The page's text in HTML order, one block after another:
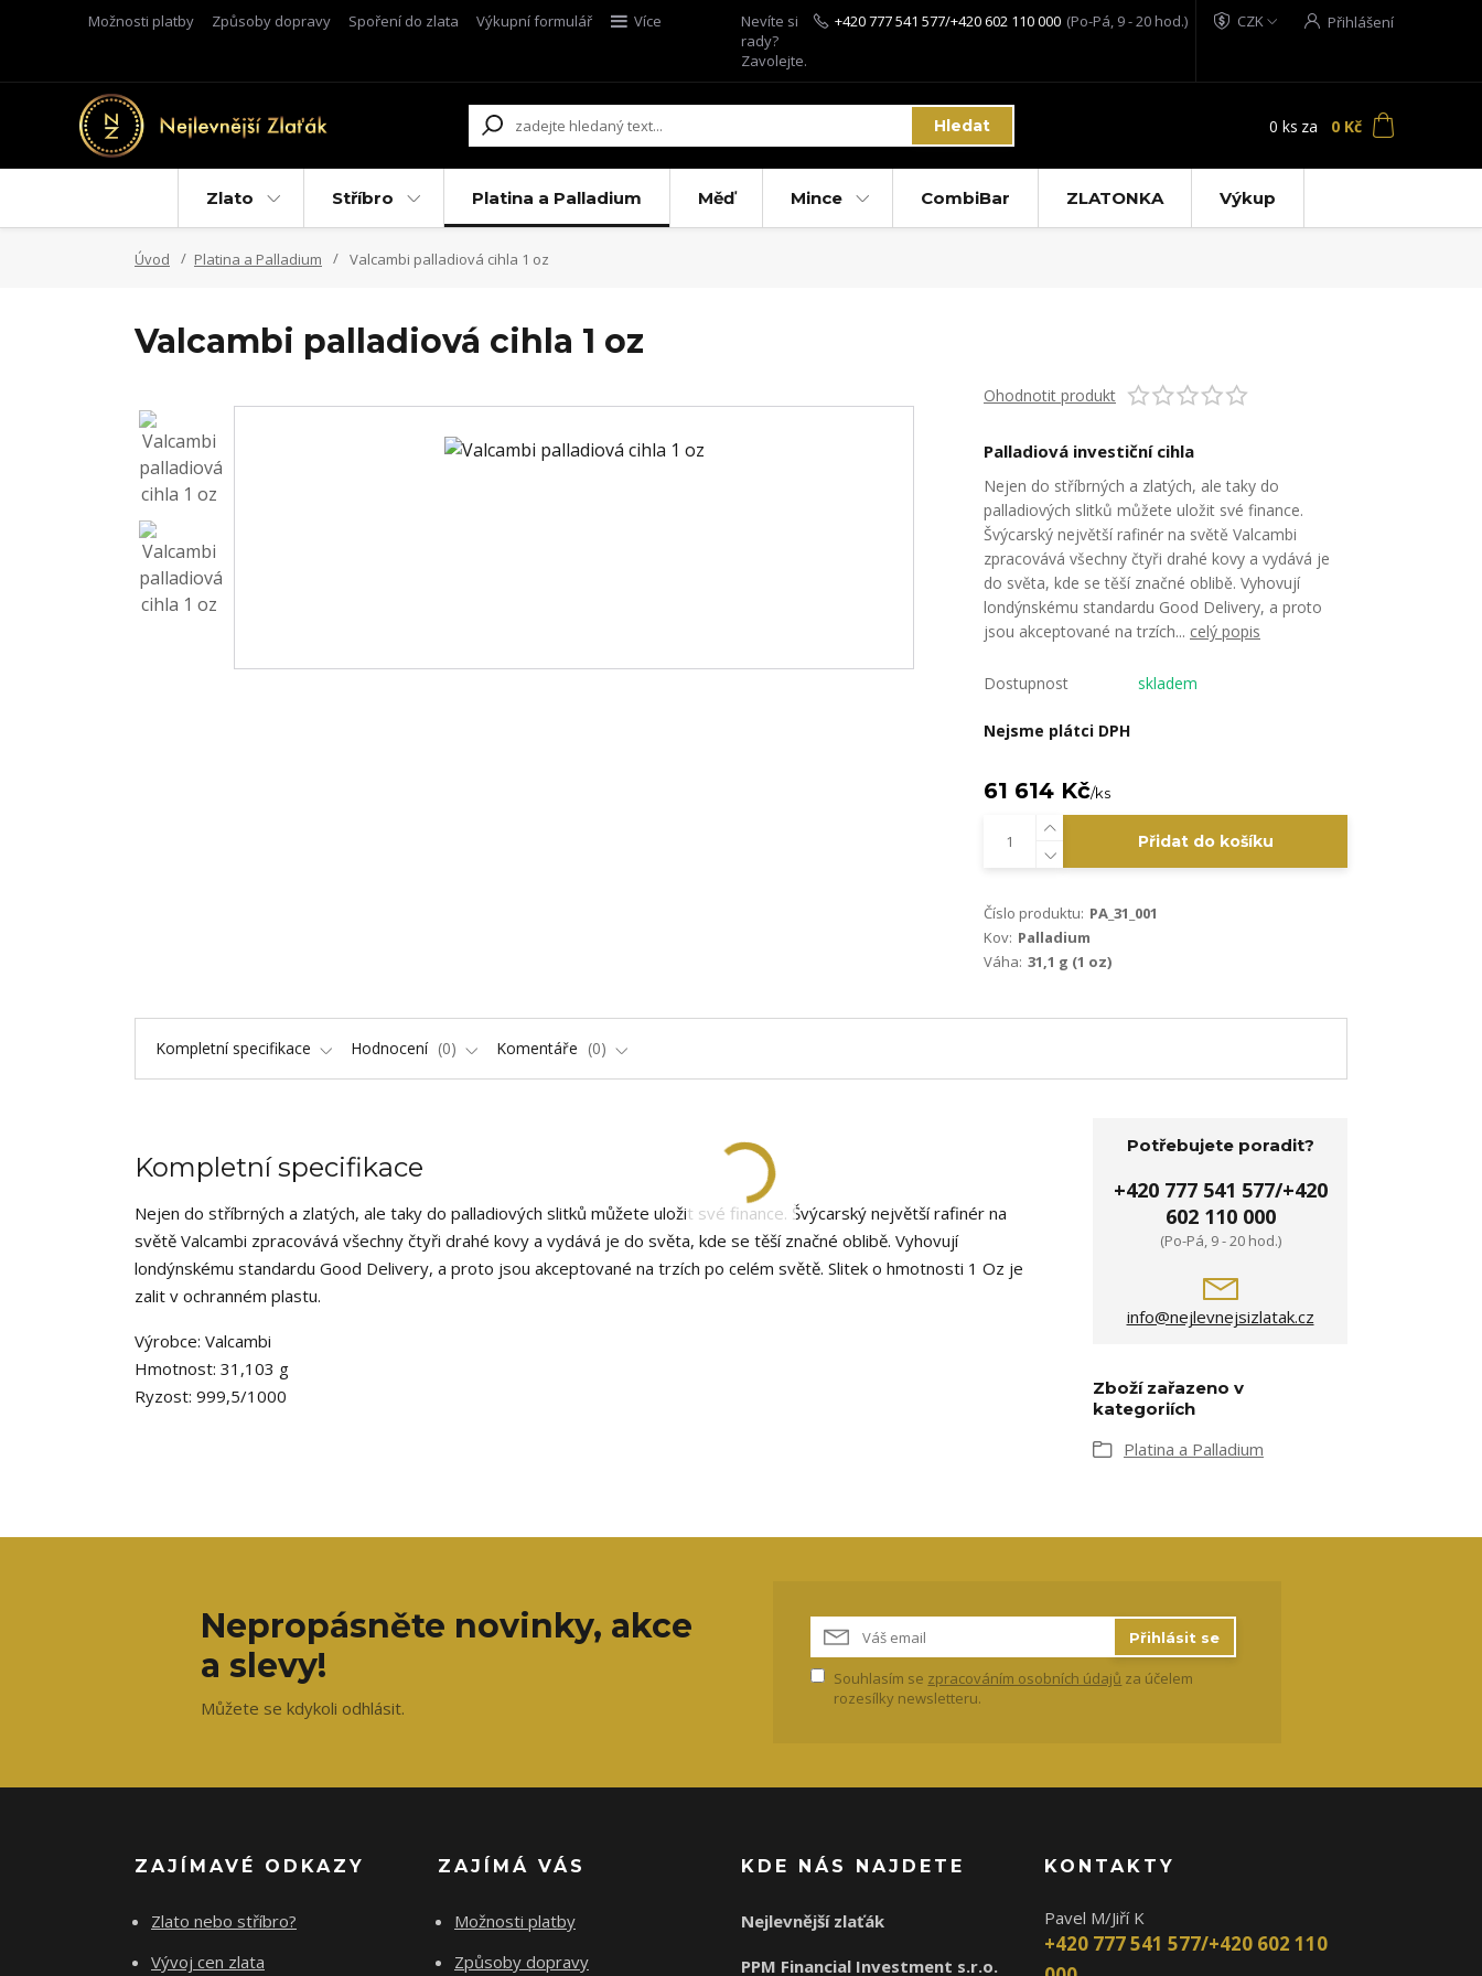
Možnosti platby Způsoby dopravy Spoření do zlata Výkupní formulář Více CZK Přihlášení
Hledat
Nevíte si
rady?
Zavolejte.
+420 777 541 577/+420 602 110 000 (Po-Pá, 9 - 20 hod.)
0 ks za 0 Kč
Zlato Stříbro Platina a Palladium Měď Mince CombiBar ZLATONKA Výkup
Úvod Platina a Palladium Valcambi palladiová cihla 1 oz
Valcambi palladiová cihla 1 oz
Ohodnotit produkt
Palladiová investiční cihla
Nejen do stříbrných a zlatých, ale taky do
palladiových slitků můžete uložit své finance.
Švýcarský největší rafinér na světě Valcambi
zpracovává všechny čtyři drahé kovy a vydává je
do světa, kde se těší značné oblibě. Vyhovují
londýnskému standardu Good Delivery, a proto
jsou akceptované na trzích... celý popis
Dostupnost skladem
Nejsme plátci DPH
61 614 Kč/ks
Přidat do košíku
Číslo produktu: PA_31_001
Kov: Palladium
Váha: 31,1 g (1 oz)
Kompletní specifikace Hodnocení 0 Komentáře 0
Kompletní specifikace
Nejen do stříbrných a zlatých, ale taky do palladiových slitků můžete uložit své finance. Švýcarský největší rafinér na
světě Valcambi zpracovává všechny čtyři drahé kovy a vydává je do světa, kde se těší značné oblibě. Vyhovují
londýnskému standardu Good Delivery, a proto jsou akceptované na trzích po celém světě. Slitek o hmotnosti 1 Oz je
zalit v ochranném plastu.
Výrobce: Valcambi
Hmotnost: 31,103 g
Ryzost: 999,5/1000
Potřebujete poradit?
+420 777 541 577/+420
602 110 000
(Po-Pá, 9 - 20 hod.)
info@nejlevnejsizlatak.cz
Zboží zařazeno v
kategoriích
Platina a Palladium
Nepropásněte novinky, akce
a slevy!
Můžete se kdykoli odhlásit.
Přihlásit se
Souhlasím se zpracováním osobních údajů za účelem
rozesílky newsletteru.
ZAJÍMAVÉ ODKAZY
Zlato nebo stříbro?
Vývoj cen zlata
ZAJÍMÁ VÁS
Možnosti platby
Způsoby dopravy
KDE NÁS NAJDETE
Nejlevnější zlaťák
PPM Financial Investment s.r.o.
KONTAKTY
Pavel M/Jiří K
+420 777 541 577/+420 602 110